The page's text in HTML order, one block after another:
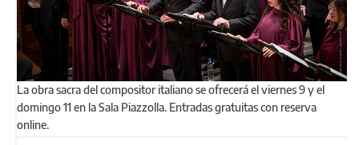
La obra sacra del compositor italiano se ofrecerá el viernes 9 y el
domingo 11 en la Sala Piazzolla. Entradas gratuitas con reserva
online.